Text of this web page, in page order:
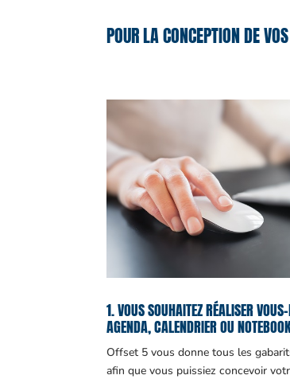
POUR LA CONCEPTION DE
1. VOUS SOUHAITEZ RÉALISER
AGENDA, CALENDRIER OU
Offset 5 vous donne tous les
afin que vous puissiez concevoir